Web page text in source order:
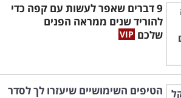
9 דברים שאפר לעשות עם קפה כדי
להוריד שנים ממראה הפנים
שלכם
הטיפים השימושיים שיעזרו לך לסדר